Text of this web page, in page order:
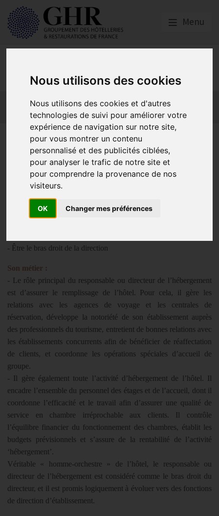
Nous utilisons des cookies
Nous utilisons des cookies et d'autres
technologies de suivi pour améliorer votre
expérience de navigation sur notre site,
pour vous montrer un contenu
personnalisé et des publicités ciblées,
pour analyser le trafic de notre site et
pour comprendre la provenance de nos
visiteurs.
OK Changer mes préférences
Menu
Handicap
Actualité 2026 Nos Métiers
Offres d’Emploi
Formation
Mission Handicap
Directeur de l’Hébergement
Les Métiers de Direction
24/06/2010
Ses responsabilités principales :
- Être le bras droit de la direction
Son métier :
- Le rôle principal du responsable ou directeur de l’hébergement
est d’assurer le remplissage de l’hôtel. Pour cela, il gère les
relations avec les agences de voyage et les centrales de
réservation, développe la notoriété de son établissement auprès
des professionnels du tourisme, entretient de bonnes relations avec
les établissements concurrents afin de bénéficier de réaffectation
de clients, et coordonne les opérations spéciales d’accueil de
groupe.
- Il gère également toute l’activité d’hébergement de l’hôtel. Il
encadre l’ensemble du personnel des étages et de l’accueil, dont il
coordonne l’efficacité et le travail afin d’assurer une qualité de
service en chambre irréprochable aux clients. Il contrôle
l’équilibre financier du fonctionnement des chambres, établit les
budgets prévisionnels et s’assure de la rentabilité de l’activité
‘hébergement’.
Véritable « homme-orchestre » de l’hôtel, le responsable ou
directeur de l’hébergement est considéré comme le bras droit du
directeur, et il est promis logiquement à évoluer vers des fonctions
de direction d’établissement.